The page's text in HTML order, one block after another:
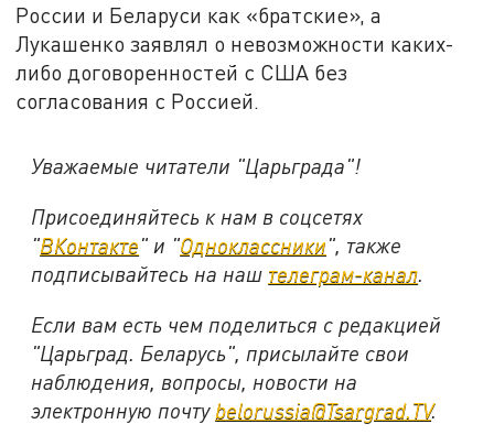
России и Беларуси как «братские», а
Лукашенко заявлял о невозможности каких-
либо договоренностей с США без
согласования с Россией.
Уважаемые читатели "Царьграда"!
Присоединяйтесь к нам в соцсетях
"ВКонтакте" и "Одноклассники", также
подписывайтесь на наш телеграм-канал.
Если вам есть чем поделиться с редакцией
"Царьград. Беларусь", присылайте свои
наблюдения, вопросы, новости на
электронную почту belorussia@Tsargrad.TV.